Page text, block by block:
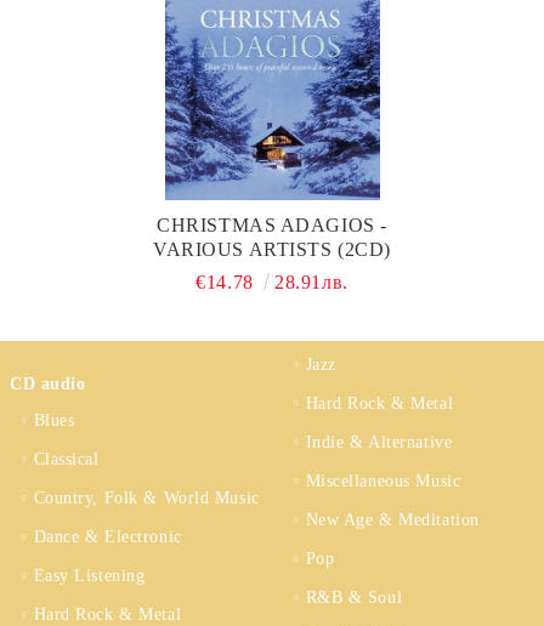
CHRISTMAS ADAGIOS -
VARIOUS ARTISTS (2CD)
€14.78
28.91лв.
CD audio
Blues
Classical
Country, Folk & World Music
Dance & Electronic
Easy Listening
Hard Rock & Metal
Jazz
Hard Rock & Metal
Indie & Alternative
Miscellaneous Music
New Age & Meditation
Pop
R&B & Soul